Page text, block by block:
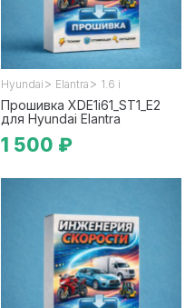
Hyundai > Elantra > 1.6 i
Прошивка XDE1i61_ST1_E2
для Hyundai Elantra
1 500 ₽